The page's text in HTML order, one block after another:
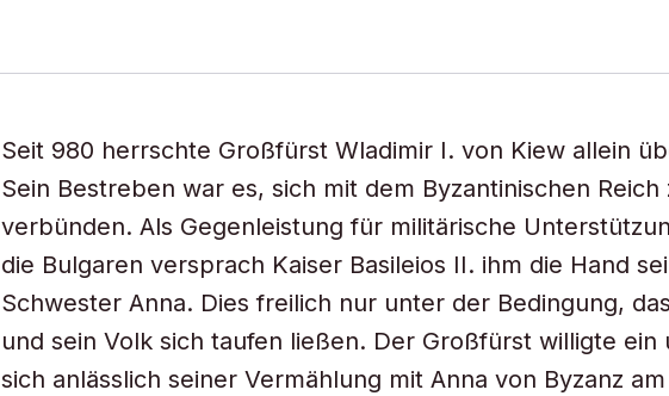
Seit 980 herrschte Großfürst Wladimir I. von Kiew allein
Sein Bestreben war es, sich mit dem Byzantinischen Reich
verbünden. Als Gegenleistung für militärische
die Bulgaren versprach Kaiser Basileios II. ihm die Hand
Schwester Anna. Dies freilich nur unter der Bedingung,
und sein Volk sich taufen ließen. Der Großfürst willigte ein
sich anlässlich seiner Vermählung mit Anna von Byzanz